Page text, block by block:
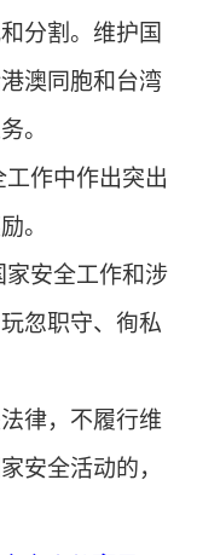
分割。维护国
澳同胞和台湾
。
作中作出突出
。
安全工作和涉
忽职守、徇私
律，不履行维
安全活动的，